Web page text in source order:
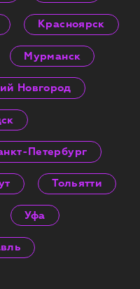
Красноярск
Мурманск
Новгород
Петербург
Тольятти
Уфа